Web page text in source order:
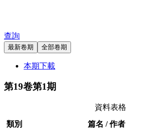
查詢
最新卷期 全部卷期
本期下載
第19卷第1期
資料表格
類別
篇名 / 作者